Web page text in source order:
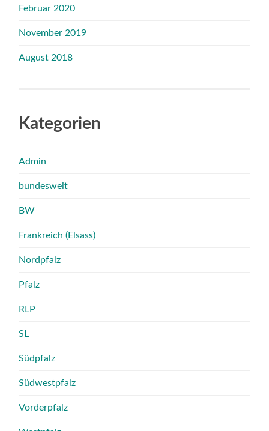
Februar 2020
November 2019
August 2018
Kategorien
Admin
bundesweit
BW
Frankreich (Elsass)
Nordpfalz
Pfalz
RLP
SL
Südpfalz
Südwestpfalz
Vorderpfalz